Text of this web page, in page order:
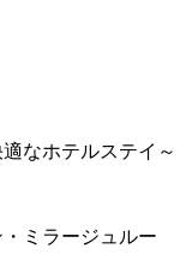
なホテルステイ～
ミラージュルー